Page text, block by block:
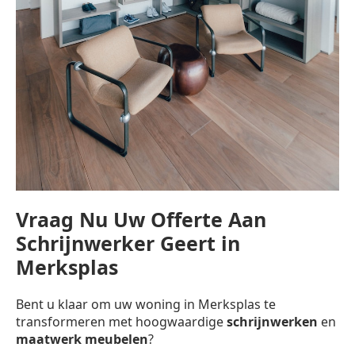
Vraag Nu Uw Offerte Aan
Schrijnwerker Geert in
Merksplas
Bent u klaar om uw woning in Merksplas te
transformeren met hoogwaardigeschrijnwerken en
maatwerk meubelen?